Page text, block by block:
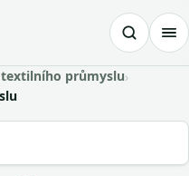
textilního průmyslu›